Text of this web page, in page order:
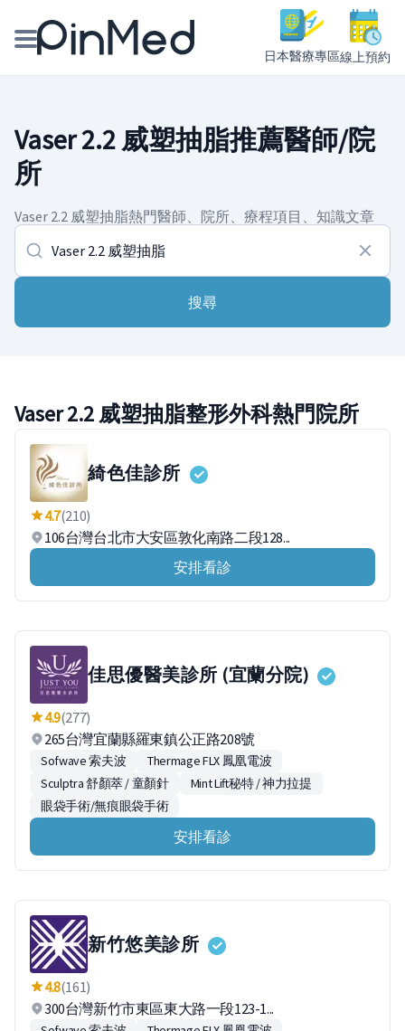
日本醫療專區線上預約
醫師專欄專訪
健康主題館
我是醫療人員
Vaser 2.2 威塑抽脂推薦醫師/院
所
Vaser 2.2 威塑抽脂熱門醫師、院所、療程項目、知識文章
搜尋
Vaser 2.2 威塑抽脂整形外科熱門院所
綺色佳診所
4.7(210)
106台灣台北市大安區敦化南路二段128...
安排看診
佳思優醫美診所 (宜蘭分院)
4.9(277)
265台灣宜蘭縣羅東鎮公正路208號
Sofwave 索夫波
Thermage FLX 鳳凰電波
Sculptra 舒顏萃 / 童顏針
Mint Lift秘特 / 神力拉提
眼袋手術/無痕眼袋手術
安排看診
新竹悠美診所
4.8(161)
300台灣新竹市東區東大路一段123-1...